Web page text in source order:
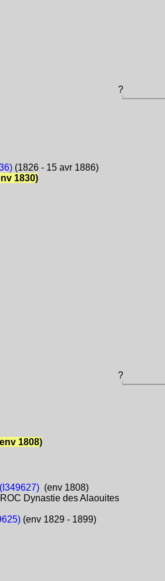
?
(1826 - 15 avr 1886)
1830)
?
1808)
(env 1808)
Dynastie des Alaouites
(env 1829 - 1899)